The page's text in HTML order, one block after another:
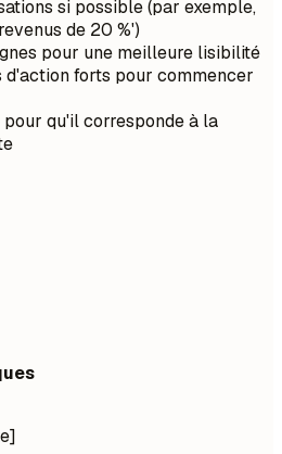
si possible (par exemple,
de 20 %')
pour une meilleure lisibilité
d'action forts pour commencer
pour qu'il corresponde à la